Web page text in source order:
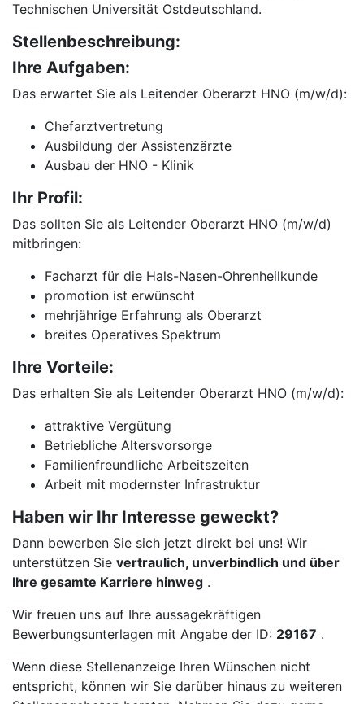
Technischen Universität Ostdeutschland.
Stellenbeschreibung:
Ihre Aufgaben:
Das erwartet Sie als Leitender Oberarzt HNO (m/w/d):
Chefarztvertretung
Ausbildung der Assistenzärzte
Ausbau der HNO - Klinik
Ihr Profil:
Das sollten Sie als Leitender Oberarzt HNO (m/w/d)
mitbringen:
Facharzt für die Hals-Nasen-Ohrenheilkunde
promotion ist erwünscht
mehrjährige Erfahrung als Oberarzt
breites Operatives Spektrum
Ihre Vorteile:
Das erhalten Sie als Leitender Oberarzt HNO (m/w/d):
attraktive Vergütung
Betriebliche Altersvorsorge
Familienfreundliche Arbeitszeiten
Arbeit mit modernster Infrastruktur
Haben wir Ihr Interesse geweckt?
Dann bewerben Sie sich jetzt direkt bei uns! Wir
unterstützen Sie vertraulich, unverbindlich und über
Ihre gesamte Karriere hinweg .
Wir freuen uns auf Ihre aussagekräftigen
Bewerbungsunterlagen mit Angabe der ID: 29167 .
Wenn diese Stellenanzeige Ihren Wünschen nicht
entspricht, können wir Sie darüber hinaus zu weiteren